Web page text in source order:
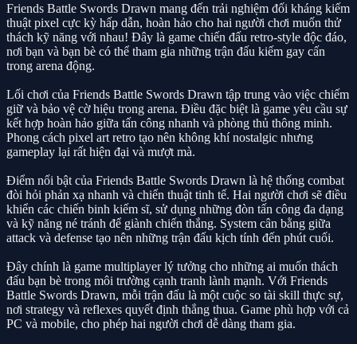
Friends Battle Swords Drawn mang đến trải nghiệm đối kháng kiếm
thuật pixel cực kỳ hấp dẫn, hoàn hảo cho hai người chơi muốn thử
thách kỹ năng với nhau! Đây là game chiến đấu retro-style độc đáo,
nơi bạn và bạn bè có thể tham gia những trận đấu kiếm gay cấn
trong arena động.
Lối chơi của Friends Battle Swords Drawn tập trung vào việc chiếm
giữ và bảo vệ cờ hiệu trong arena. Điều đặc biệt là game yêu cầu sự
kết hợp hoàn hảo giữa tấn công nhanh và phòng thủ thông minh.
Phong cách pixel art retro tạo nên không khí nostalgic nhưng
gameplay lại rất hiện đại và mượt mà.
Điểm nổi bật của Friends Battle Swords Drawn là hệ thống combat
đòi hỏi phản xạ nhanh và chiến thuật tinh tế. Hai người chơi sẽ điều
khiển các chiến binh kiếm sĩ, sử dụng những đòn tấn công đa dạng
và kỹ năng né tránh để giành chiến thắng. System cân bằng giữa
attack và defense tạo nên những trận đấu kịch tính đến phút cuối.
Đây chính là game multiplayer lý tưởng cho những ai muốn thách
đấu bạn bè trong môi trường cạnh tranh lành mạnh. Với Friends
Battle Swords Drawn, mỗi trận đấu là một cuộc so tài skill thực sự,
nơi strategy và reflexes quyết định thắng thua. Game phù hợp với cả
PC và mobile, cho phép hai người chơi dễ dàng tham gia.